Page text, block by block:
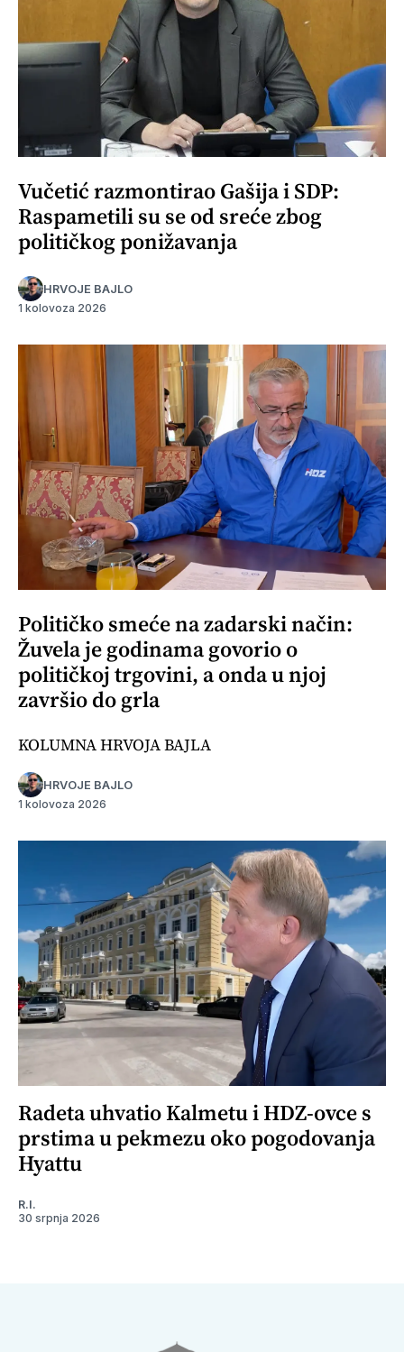
Vučetić razmontirao Gašija i SDP:
Raspametili su se od sreće zbog
političkog ponižavanja
HRVOJE BAJLO
1 kolovoza 2026
Političko smeće na zadarski način:
Žuvela je godinama govorio o
političkoj trgovini, a onda u njoj
završio do grla
KOLUMNA HRVOJA BAJLA
HRVOJE BAJLO
1 kolovoza 2026
Radeta uhvatio Kalmetu i HDZ-ovce s
prstima u pekmezu oko pogodovanja
Hyattu
R.I.
30 srpnja 2026